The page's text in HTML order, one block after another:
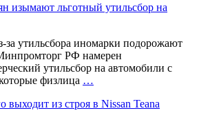
изымают льготный утильсбор на
за утильсбора иномарки подорожают
РФ намерен
утильсбор на автомобили с
физлица …